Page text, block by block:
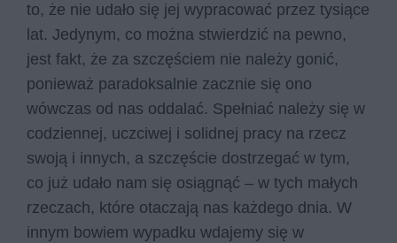
to, że nie udało się jej wypracować przez tysiące
lat. Jedynym, co można stwierdzić na pewno,
jest fakt, że za szczęściem nie należy gonić,
ponieważ paradoksalnie zacznie się ono
wówczas od nas oddalać. Spełniać należy się w
codziennej, uczciwej i solidnej pracy na rzecz
swoją i innych, a szczęście dostrzegać w tym,
co już udało nam się osiągnąć – w tych małych
rzeczach, które otaczają nas każdego dnia. W
innym bowiem wypadku wdajemy się w